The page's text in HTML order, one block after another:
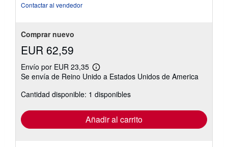
Contactar al vendedor
Comprar nuevo
EUR 62,59
Envío por EUR 23,35
Más
información
las
tarifas
envío
Se envía de Reino Unido a Estados Unidos de America
Cantidad disponible: 1 disponibles
Añadir al carrito